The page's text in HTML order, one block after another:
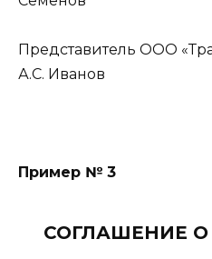
Представитель
А.С. Иванов
Пример № 3
СОГЛАШЕНИЕ